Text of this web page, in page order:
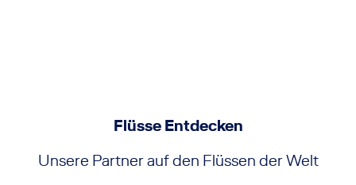
Flüsse Entdecken
Unsere Partner auf den Flüssen der Welt